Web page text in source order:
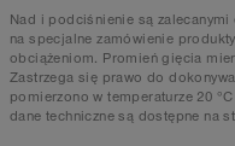
Nad i podciśnienie są
na specjalne zamówienie
obciążeniom. Promień gięcia
Zastrzega się prawo do
pomierzono w temperaturze 20
dane techniczne są dostępne na